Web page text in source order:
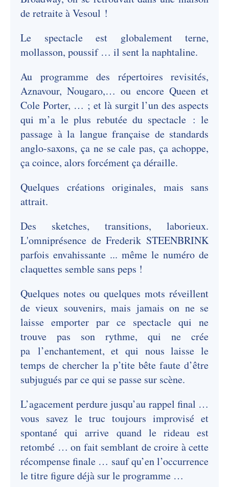
de retraite à Vesoul !
Le spectacle est globalement terne,
mollasson, poussif … il sent la naphtaline.
Au programme des répertoires revisités,
Aznavour, Nougaro,… ou encore Queen et
Cole Porter, … ; et là surgit l’un des aspects
qui m’a le plus rebutée du spectacle : le
passage à la langue française de standards
anglo-saxons, ça ne se cale pas, ça achoppe,
ça coince, alors forcément ça déraille.
Quelques créations originales, mais sans
attrait.
Des sketches, transitions, laborieux.
L'omniprésence de Frederik STEENBRINK
parfois envahissante ... même le numéro de
claquettes semble sans peps !
Quelques notes ou quelques mots réveillent
de vieux souvenirs, mais jamais on ne se
laisse emporter par ce spectacle qui ne
trouve pas son rythme, qui ne crée
pa l’enchantement, et qui nous laisse le
temps de chercher la p’tite bête faute d’être
subjugués par ce qui se passe sur scène.
L’agacement perdure jusqu’au rappel final …
vous savez le truc toujours improvisé et
spontané qui arrive quand le rideau est
retombé … on fait semblant de croire à cette
récompense finale … sauf qu’en l’occurrence
le titre figure déjà sur le programme …